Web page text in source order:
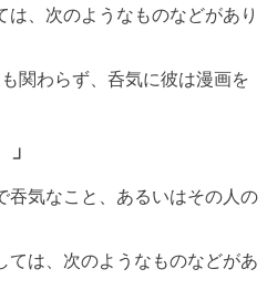
は、次のようなものなどがあり
関わらず、呑気に彼は漫画を
吞気なこと、あるいはその人の
ては、次のようなものなどがあ